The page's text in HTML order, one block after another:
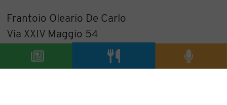
Frantoio Oleario De Carlo
Via XXIV Maggio 54
70020 Bitritto (BA)